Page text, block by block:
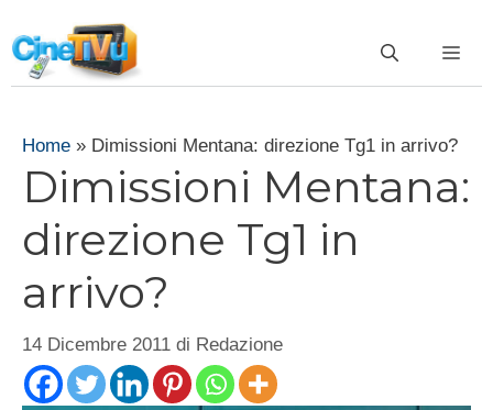
al
contenuto
Home » Dimissioni Mentana: direzione Tg1 in arrivo?
Dimissioni Mentana:
direzione Tg1 in
arrivo?
14 Dicembre 2011 di Redazione